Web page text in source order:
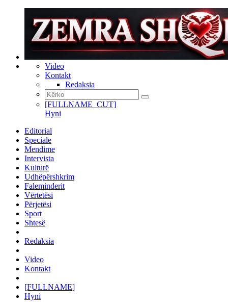
Video
Kontakt
Redaksia
[FULLNAME_CUT]
Hyni
Editorial
Speciale
Mendime
Intervista
Kulturë
Udhëpërshkrim
Faleminderit
Vërtetësi
Përjetësi
Sport
Shtesë
Redaksia
Video
Kontakt
[FULLNAME]
Hyni